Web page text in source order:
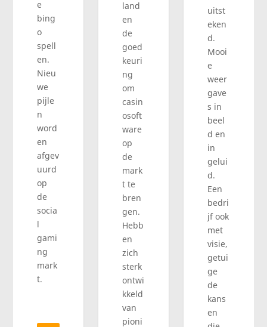
e
bing
o
spell
en.
Nieu
we
pijle
n
word
en
afgev
uurd
op
de
socia
l
gami
ng
mark
t.
land
en
de
goed
keuri
ng
om
casin
osoft
ware
op
de
mark
t te
bren
gen.
Hebb
en
zich
sterk
ontwi
kkeld
van
pioni
uitst
eken
d.
Mooi
e
weer
gave
s in
beel
d en
in
gelui
d.
Een
bedri
jf ook
met
visie,
getui
ge
de
kans
en